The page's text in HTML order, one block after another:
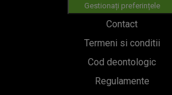
Gestionați preferințele
Contact
Termeni si conditii
Cod deontologic
Regulamente